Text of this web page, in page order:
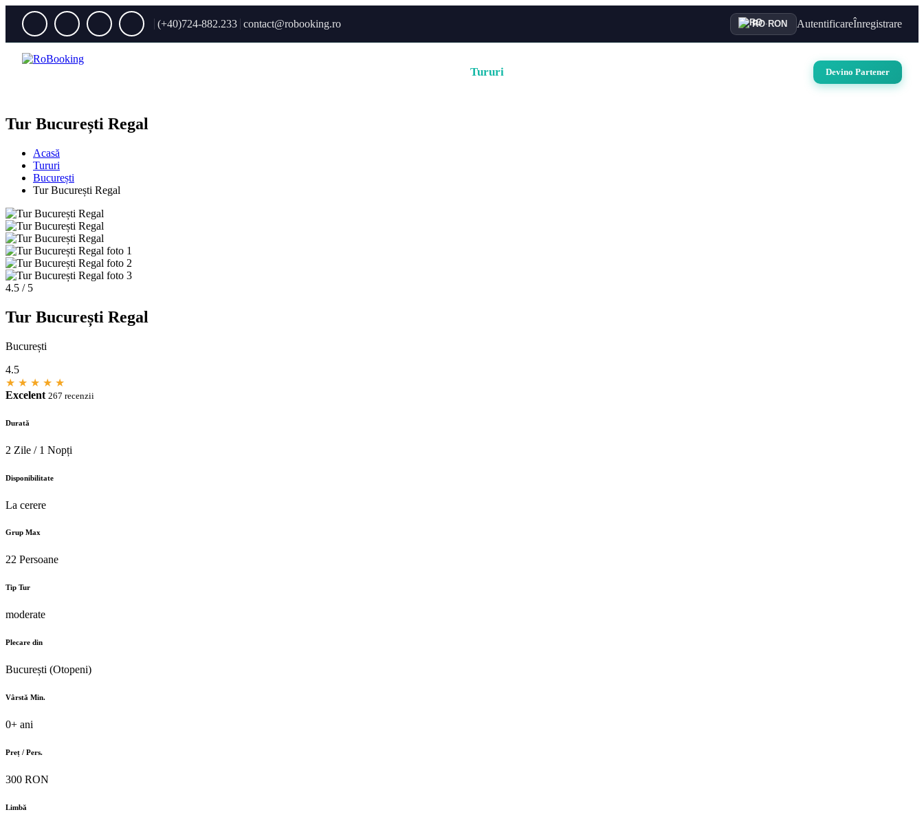
(+40)724-882.233 contact@robooking.ro RO· RON AutentificareÎnregistrare
Tururi Devino Partener
Tur București Regal
Acasă
Tururi
București
Tur București Regal
4.5 / 5
Tur București Regal
București
4.5
★ ★ ★ ★ ★
Excelent 267 recenzii
Durată
2 Zile / 1 Nopți
Disponibilitate
La cerere
Grup Max
22 Persoane
Tip Tur
moderate
Plecare din
București (Otopeni)
Vârstă Min.
0+ ani
Preț / Pers.
300 RON
Limbă